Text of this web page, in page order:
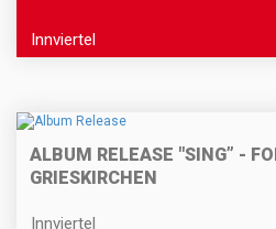
Innviertel
ALBUM RELEASE "SING” -
GRIESKIRCHEN
Innviertel